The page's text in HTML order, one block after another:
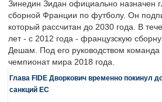
Зинедин Зидан официально назначен
сборной Франции по футболу. Он
который рассчитан до 2030 года. В
лет - с 2012 года - французскую
Дешам. Под его руководством команда
чемпионат мира 2018 года.
Глава FIDE Дворкович временно покинул
санкций ЕС